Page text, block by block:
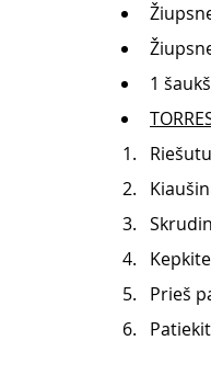
1
Prieš